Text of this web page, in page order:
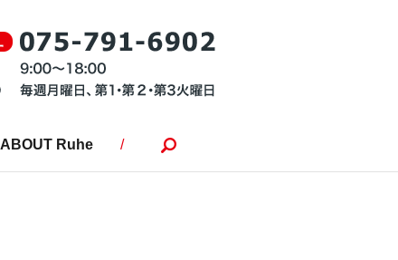
ABOUT Ruhe